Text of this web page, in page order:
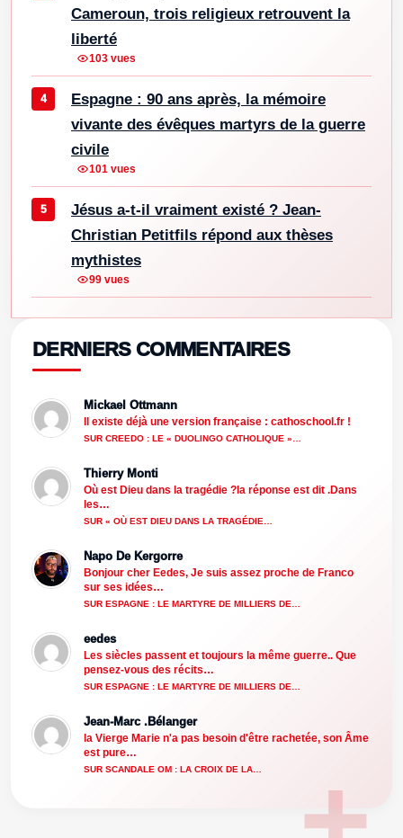
Cameroun, trois religieux retrouvent la
liberté
103 vues
Espagne : 90 ans après, la mémoire
vivante des évêques martyrs de la guerre
civile
101 vues
Jésus a-t-il vraiment existé ? Jean-
Christian Petitfils répond aux thèses
mythistes
99 vues
DERNIERS COMMENTAIRES
Mickael Ottmann
Il existe déjà une version française : cathoschool.fr !
SUR CREEDO : LE « DUOLINGO CATHOLIQUE »…
Thierry Monti
Où est Dieu dans la tragédie ?la réponse est dit .Dans
les…
SUR « OÙ EST DIEU DANS LA TRAGÉDIE…
Napo De Kergorre
Bonjour cher Eedes, Je suis assez proche de Franco
sur ses idées…
SUR ESPAGNE : LE MARTYRE DE MILLIERS DE…
eedes
Les siècles passent et toujours la même guerre.. Que
pensez-vous des récits…
SUR ESPAGNE : LE MARTYRE DE MILLIERS DE…
Jean-Marc .Bélanger
la Vierge Marie n'a pas besoin d'être rachetée, son Âme
est pure…
SUR SCANDALE OM : LA CROIX DE LA…